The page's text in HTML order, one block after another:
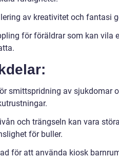
av kreativitet och fantasi
för föräldrar som kan vila
smittspridning av sjukdomar
och trängseln kan vara
för buller.
för att använda kiosk